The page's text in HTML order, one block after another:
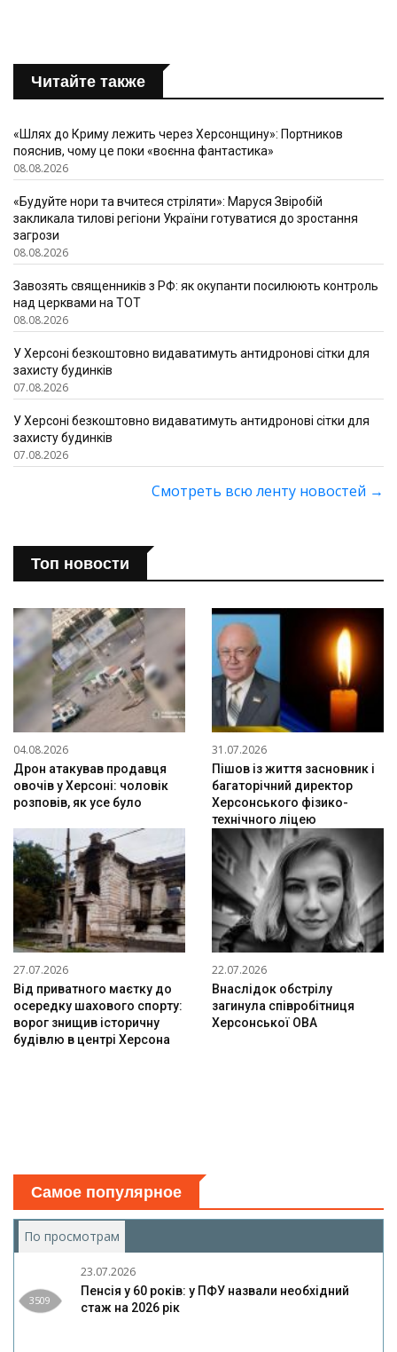
Читайте также
«Шлях до Криму лежить через Херсонщину»: Портников
пояснив, чому це поки «воєнна фантастика»
08.08.2026
«Будуйте нори та вчитеся стріляти»: Маруся Звіробій
закликала тилові регіони України готуватися до зростання
загрози
08.08.2026
Завозять священників з РФ: як окупанти посилюють контроль
над церквами на ТОТ
08.08.2026
У Херсоні безкоштовно видаватимуть антидронові сітки для
захисту будинків
07.08.2026
У Херсоні безкоштовно видаватимуть антидронові сітки для
захисту будинків
07.08.2026
Смотреть всю ленту новостей →
Топ новости
04.08.2026
Дрон атакував продавця
овочів у Херсоні: чоловік
розповів, як усе було
31.07.2026
Пішов із життя засновник і
багаторічний директор
Херсонського фізико-
технічного ліцею
27.07.2026
Від приватного маєтку до
осередку шахового спорту:
ворог знищив історичну
будівлю в центрі Херсона
22.07.2026
Внаслідок обстрілу
загинула співробітниця
Херсонської ОВА
Самое популярное
По просмотрам
3509
23.07.2026
Пенсія у 60 років: у ПФУ назвали необхідний
стаж на 2026 рік